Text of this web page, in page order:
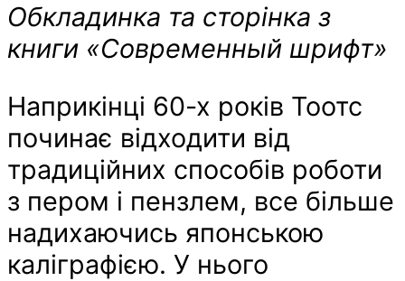
Обкладинка та сторінка з
книги «Современный шрифт»
Наприкінці 60-х років Тоотс
починає відходити від
традиційних способів роботи
з пером і пензлем, все більше
надихаючись японською
каліграфією. У нього